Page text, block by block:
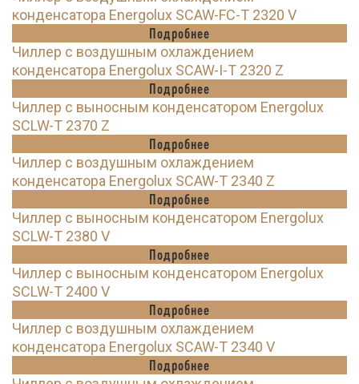
конденсатора Energolux SCAW-FC-T 2320 V
Подробнее
Чиллер с воздушным охлаждением
конденсатора Energolux SCAW-I-T 2320 Z
Подробнее
Чиллер с выносным конденсатором Energolux
SCLW-T 2370 Z
Подробнее
Чиллер с воздушным охлаждением
конденсатора Energolux SCAW-T 2340 Z
Подробнее
Чиллер с выносным конденсатором Energolux
SCLW-T 2380 V
Подробнее
Чиллер с выносным конденсатором Energolux
SCLW-T 2400 V
Подробнее
Чиллер с воздушным охлаждением
конденсатора Energolux SCAW-T 2340 V
Подробнее